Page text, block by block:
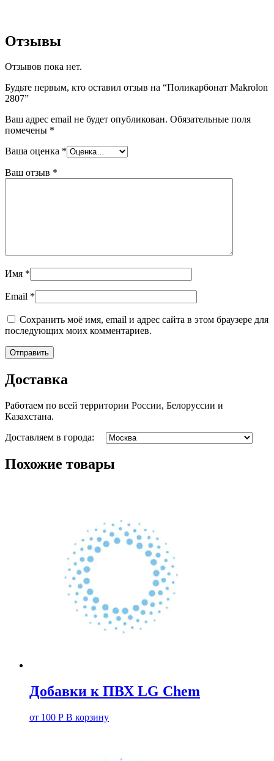
Отзывы
Отзывов пока нет.
Будьте первым, кто оставил отзыв на “Поликарбонат Makrolon
2807”
Ваш адрес email не будет опубликован. Обязательные поля
помечены *
Ваша оценка *
Ваш отзыв *
Имя *
Email *
Сохранить моё имя, email и адрес сайта в этом браузере для
последующих моих комментариев.
Доставка
Работаем по всей территории России, Белоруссии и
Казахстана.
Доставляем в города:
Похожие товары
Добавки к ПВХ LG Chem
от 100 Р В корзину